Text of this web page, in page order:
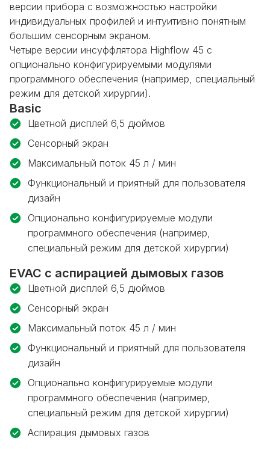
версии прибора с возможностью настройки
индивидуальных профилей и интуитивно понятным
большим сенсорным экраном.
Четыре версии инсуффлятора Highflow 45 с
опционально конфигурируемыми модулями
программного обеспечения (например, специальный
режим для детской хирургии).
Basic
Цветной дисплей 6,5 дюймов
Сенсорный экран
Максимальный поток 45 л / мин
Функциональный и приятный для пользователя
дизайн
Опционально конфигурируемые модули
программного обеспечения (например,
специальный режим для детской хирургии)
EVAC с аспирацией дымовых газов
Цветной дисплей 6,5 дюймов
Сенсорный экран
Максимальный поток 45 л / мин
Функциональный и приятный для пользователя
дизайн
Опционально конфигурируемые модули
программного обеспечения (например,
специальный режим для детской хирургии)
Аспирация дымовых газов